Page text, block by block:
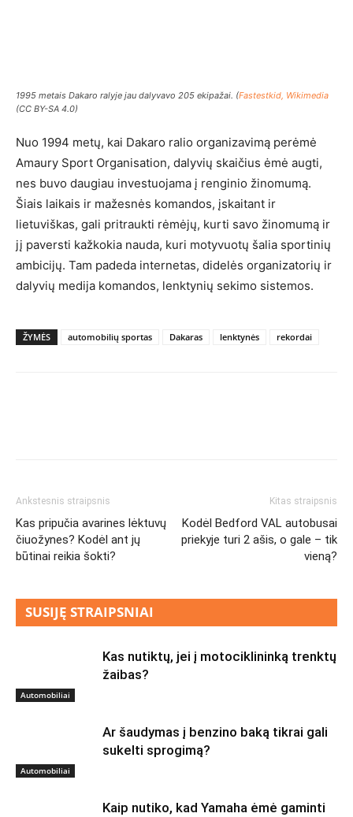
1995 metais Dakaro ralyje jau dalyvavo 205 ekipažai. (Fastestkid, Wikimedia
(CC BY-SA 4.0)
Nuo 1994 metų, kai Dakaro ralio organizavimą perėmė
Amaury Sport Organisation, dalyvių skaičius ėmė augti,
nes buvo daugiau investuojama į renginio žinomumą.
Šiais laikais ir mažesnės komandos, įskaitant ir
lietuviškas, gali pritraukti rėmėjų, kurti savo žinomumą ir
jį paversti kažkokia nauda, kuri motyvuotų šalia sportinių
ambicijų. Tam padeda internetas, didelės organizatorių ir
dalyvių medija komandos, lenktynių sekimo sistemos.
ŽYMĖS automobilių sportas Dakaras lenktynės rekordai
Ankstesnis straipsnis
Kas pripučia avarines lėktuvų
čiuožynes? Kodėl ant jų
būtinai reikia šokti?
Kitas straipsnis
Kodėl Bedford VAL autobusai
priekyje turi 2 ašis, o gale – tik
vieną?
SUSIJĘ STRAIPSNIAI
Automobiliai
Kas nutiktų, jei į motociklininką trenktų
žaibas?
Automobiliai
Ar šaudymas į benzino baką tikrai gali
sukelti sprogimą?
Kaip nutiko, kad Yamaha ėmė gaminti